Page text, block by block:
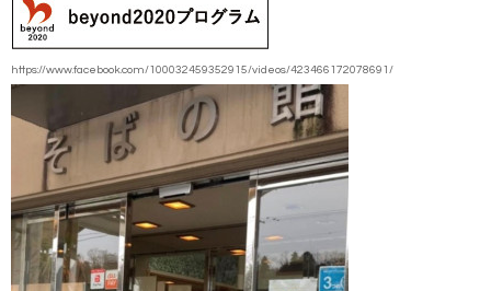
https://www.facebook.com/100032459352915/videos/423466172078691/